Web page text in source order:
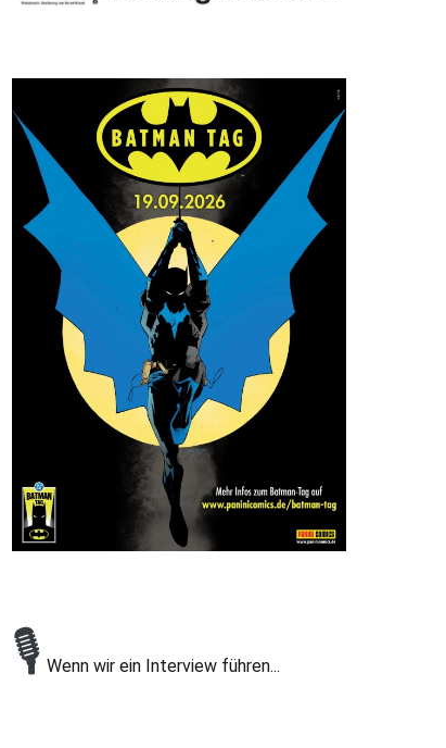
🎙 Wenn wir ein Interview führen...